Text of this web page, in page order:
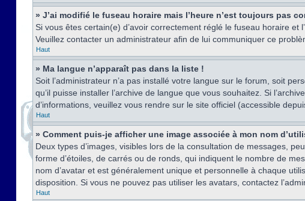
» J’ai modifié le fuseau horaire mais l’heure n’est toujours pas
Si vous êtes certain(e) d’avoir correctement réglé le fuseau horaire et
Veuillez contacter un administrateur afin de lui communiquer ce
Haut
» Ma langue n’apparaît pas dans la liste !
Soit l’administrateur n’a pas installé votre langue sur le forum, soit
qu’il puisse installer l’archive de langue que vous souhaitez. Si
d’informations, veuillez vous rendre sur le site officiel (accessible
Haut
» Comment puis-je afficher une image associée à mon nom
Deux types d’images, visibles lors de la consultation de messages,
forme d’étoiles, de carrés ou de ronds, qui indiquent le nombre de
nom d’avatar et est généralement unique et personnelle à chaque
disposition. Si vous ne pouvez pas utiliser les avatars, contactez
Haut